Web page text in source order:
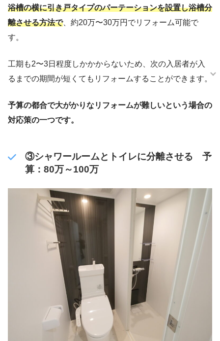
浴槽の横に引き戸タイプのパーテーションを設置し浴槽分
離させる方法で、約20万〜30万円でリフォーム可能で
す。
工期も2〜3日程度しかかからないため、次の入居者が入
るまでの期間が短くてもリフォームすることができます。
予算の都合で大がかりなリフォームが難しいという場合の
対応策の一つです。
③シャワールームとトイレに分離させる 予
算：80万～100万